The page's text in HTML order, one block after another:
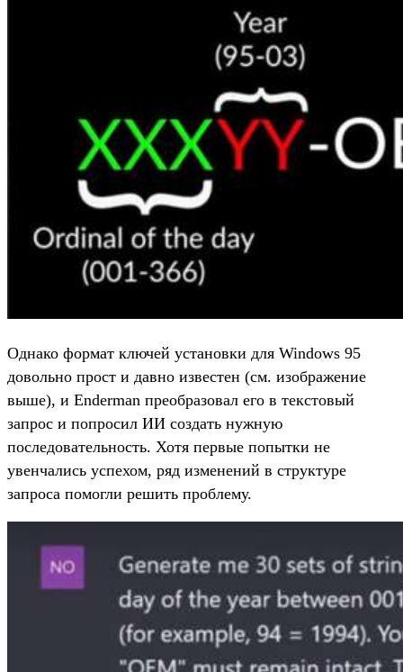
Однако формат ключей установки для Windows 95
довольно прост и давно известен (см. изображение
выше), и Enderman преобразовал его в текстовый
запрос и попросил ИИ создать нужную
последовательность. Хотя первые попытки не
увенчались успехом, ряд изменений в структуре
запроса помогли решить проблему.